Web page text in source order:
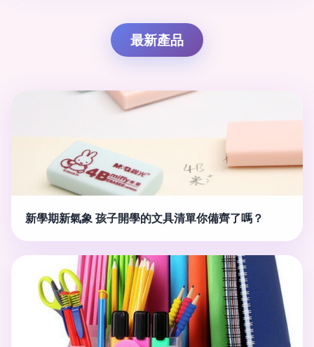
最新產品
新學期新氣象 孩子開學的文具清單你備齊了嗎？